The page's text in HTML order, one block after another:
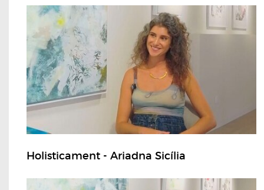
Holisticament - Ariadna Sicília